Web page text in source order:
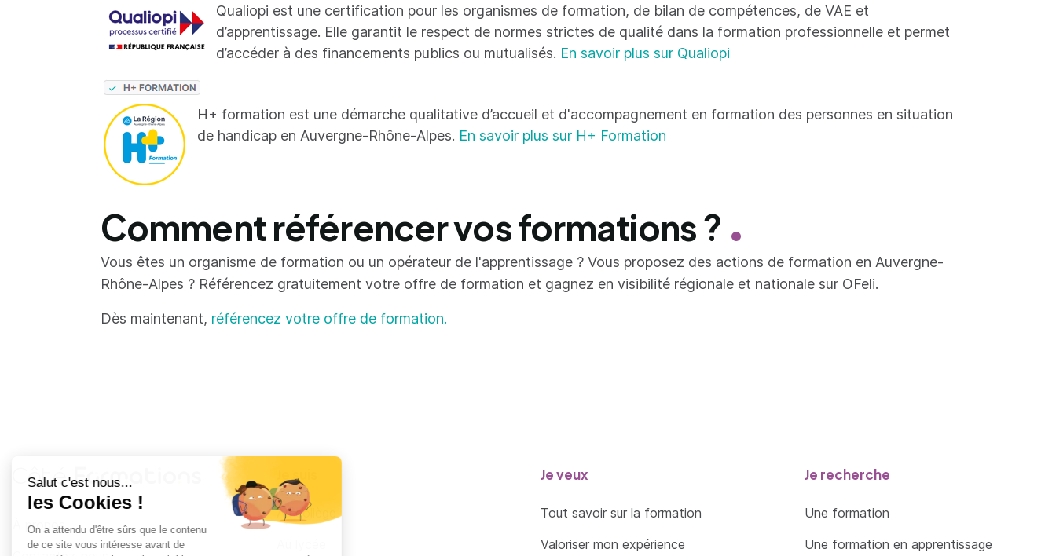
Qualiopi est une certification pour les organismes de formation, de bilan de compétences, de VAE et
d’apprentissage. Elle garantit le respect de normes strictes de qualité dans la formation professionnelle et permet
d’accéder à des financements publics ou mutualisés. En savoir plus sur Qualiopi
H+ formation est une démarche qualitative d’accueil et d'accompagnement en formation des personnes en situation
de handicap en Auvergne-Rhône-Alpes. En savoir plus sur H+ Formation
Comment référencer vos formations ?
Vous êtes un organisme de formation ou un opérateur de l'apprentissage ? Vous proposez des actions de formation en Auvergne-
Rhône-Alpes ? Référencez gratuitement votre offre de formation et gagnez en visibilité régionale et nationale sur OFeli.
Dès maintenant, référencez votre offre de formation.
À propos
Je suis
Au collège
Je veux
Tout savoir sur la formation
Valoriser mon expérience
Je recherche
Une formation
Une formation en apprentissage